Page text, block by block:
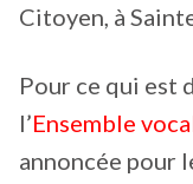
Citoyen, à
Pour ce qui est
l’Ensemble
annoncée pour